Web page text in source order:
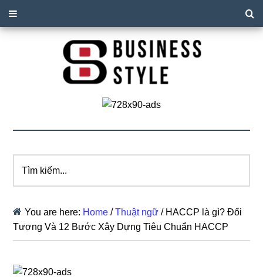
kiếm...
You are here: Home / Thuật ngữ /HACCP là gì? Đối
Tượng Và 12 Bước Xây Dựng Tiêu Chuẩn HACCP